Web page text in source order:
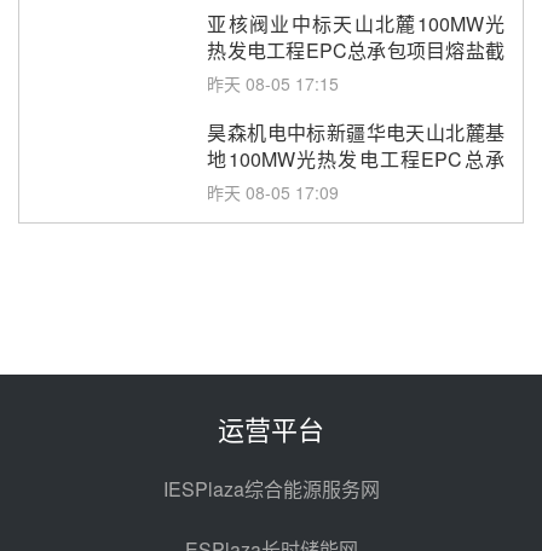
亚核阀业中标天山北麓100MW光
热发电工程EPC总承包项目熔盐截
止阀、熔盐三偏心蝶阀采购
昨天 08-05 17:15
昊森机电中标新疆华电天山北麓基
地100MW光热发电工程EPC总承
包项目熔盐介质超声波流量计采购
昨天 08-05 17:09
电机组灵活性改造项目三元液态盐
2026-2029年熔盐介质框架协议
运营平台
IESPlaza综合能源服务网